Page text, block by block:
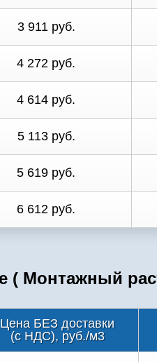
3 911 руб.
4 272 руб.
4 614 руб.
5 113 руб.
5 619 руб.
6 612 руб.
( Монтажный
Цена БЕЗ доставки
(с НДС), руб./м3